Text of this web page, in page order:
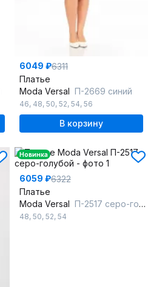
6049 ₽6311
Платье
Moda Versal П-2669 синий
46, 48, 50, 52, 54, 56
В корзину
Новинка
6059 ₽6322
Платье
Moda Versal П-2517 серо-голубой
48, 50, 52, 54